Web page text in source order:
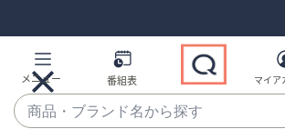
Links
Links2
メニュー 番組表
商
マイア